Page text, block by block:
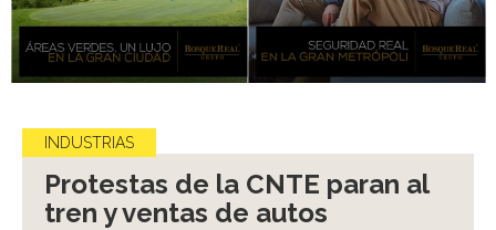
INDUSTRIAS
Protestas de la CNTE paran al
tren y ventas de autos